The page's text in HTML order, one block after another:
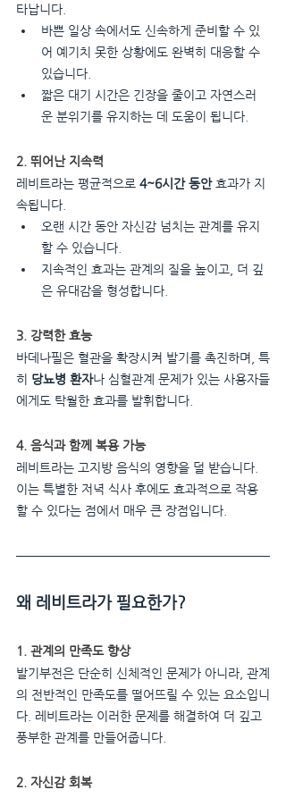
타납니다.
바쁜 일상 속에서도 신속하게 준비할 수 있
어 예기치 못한 상황에도 완벽히 대응할 수
있습니다.
짧은 대기 시간은 긴장을 줄이고 자연스러
운 분위기를 유지하는 데 도움이 됩니다.
2. 뛰어난 지속력
레비트라는 평균적으로 4~6시간 동안 효과가 지
속됩니다.
오랜 시간 동안 자신감 넘치는 관계를 유지
할 수 있습니다.
지속적인 효과는 관계의 질을 높이고, 더 깊
은 유대감을 형성합니다.
3. 강력한 효능
바데나필은 혈관을 확장시켜 발기를 촉진하며, 특
히 당뇨병 환자나 심혈관계 문제가 있는 사용자들
에게도 탁월한 효과를 발휘합니다.
4. 음식과 함께 복용 가능
레비트라는 고지방 음식의 영향을 덜 받습니다.
이는 특별한 저녁 식사 후에도 효과적으로 작용
할 수 있다는 점에서 매우 큰 장점입니다.
왜 레비트라가 필요한가?
1. 관계의 만족도 향상
발기부전은 단순히 신체적인 문제가 아니라, 관계
의 전반적인 만족도를 떨어뜨릴 수 있는 요소입니
다. 레비트라는 이러한 문제를 해결하여 더 깊고
풍부한 관계를 만들어줍니다.
2. 자신감 회복